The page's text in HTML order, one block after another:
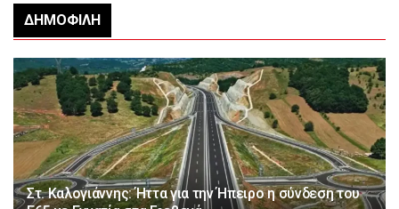
ΔΗΜΟΦΙΛΉ
Στ. Καλογιάννης: Ήττα για την Ήπειρο η σύνδεση του